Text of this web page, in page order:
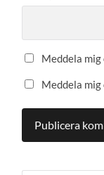
Meddela
Meddela mig